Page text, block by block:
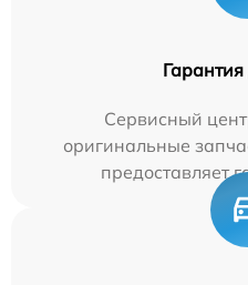
Сервисный
оригинальные
предоставляет